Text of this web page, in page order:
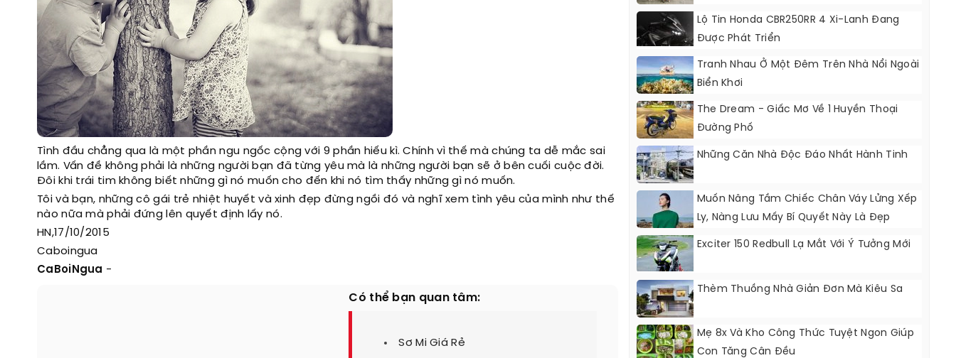
Tình đầu chẳng qua là một phần ngu ngốc cộng với 9 phần hiếu kì. Chính vì thế mà chúng ta dễ mắc sai
lầm. Vấn đề không phải là những người bạn đã từng yêu mà là những người bạn sẽ ở bên cuối cuộc đời.
Đôi khi trái tim không biết những gì nó muốn cho đến khi nó tìm thấy những gì nó muốn.
Tôi và bạn, những cô gái trẻ nhiệt huyết và xinh đẹp đừng ngồi đó và nghĩ xem tình yêu của mình như thế
nào nữa mà phải đứng lên quyết định lấy nó.
HN,17/10/2015
Caboingua
CaBoiNgua -
Có thể bạn quan tâm:
Sơ Mi Giá Rẻ
Lộ Tin Honda CBR250RR 4 Xi-Lanh Đang
Được Phát Triển
Tranh Nhau Ở Một Đêm Trên Nhà Nổi Ngoài
Biển Khơi
The Dream - Giấc Mơ Về 1 Huyền Thoại
Đường Phố
Những Căn Nhà Độc Đáo Nhất Hành Tinh
Muốn Nâng Tầm Chiếc Chân Váy Lửng Xếp
Ly, Nàng Lưu Mấy Bí Quyết Này Là Đẹp
Chẳng Kém Fashionista
Exciter 150 Redbull Lạ Mắt Với Ý Tưởng Mới
Thèm Thuồng Nhà Giản Đơn Mà Kiêu Sa
Mẹ 8x Và Kho Công Thức Tuyệt Ngon Giúp
Con Tăng Cân Đều